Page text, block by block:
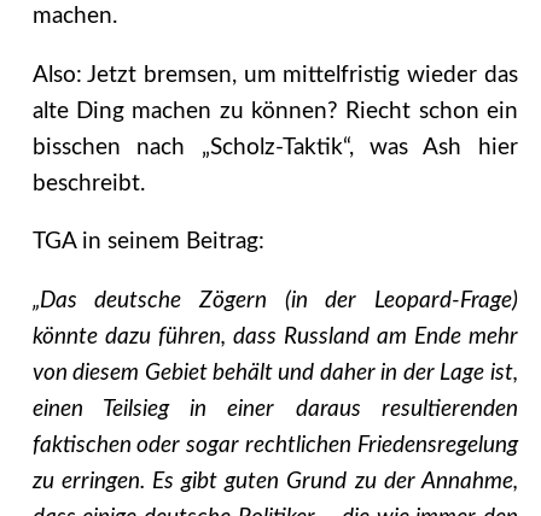
machen.
Also: Jetzt bremsen, um mittelfristig wieder das
alte Ding machen zu können? Riecht schon ein
bisschen nach „Scholz-Taktik“, was Ash hier
beschreibt.
TGA in seinem Beitrag:
„Das deutsche Zögern (in der Leopard-Frage)
könnte dazu führen, dass Russland am Ende mehr
von diesem Gebiet behält und daher in der Lage ist,
einen Teilsieg in einer daraus resultierenden
faktischen oder sogar rechtlichen Friedensregelung
zu erringen. Es gibt guten Grund zu der Annahme,